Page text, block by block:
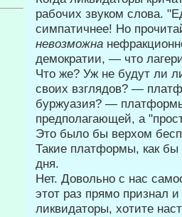
рабочих звуком слова.
симпатичнее! Но
невозможна
демократии, — что
Что же? Уж не будут ли
своих взглядов? —
буржуазия? —
предполагающей, а
Это было бы верхом
Такие платформы, как
дня.
Нет. Довольно с нас
этот раз прямо признал
ликвидаторы, хотите